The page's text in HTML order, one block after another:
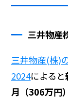
三井物産
三井物産(株)
2024によると
月（306万円